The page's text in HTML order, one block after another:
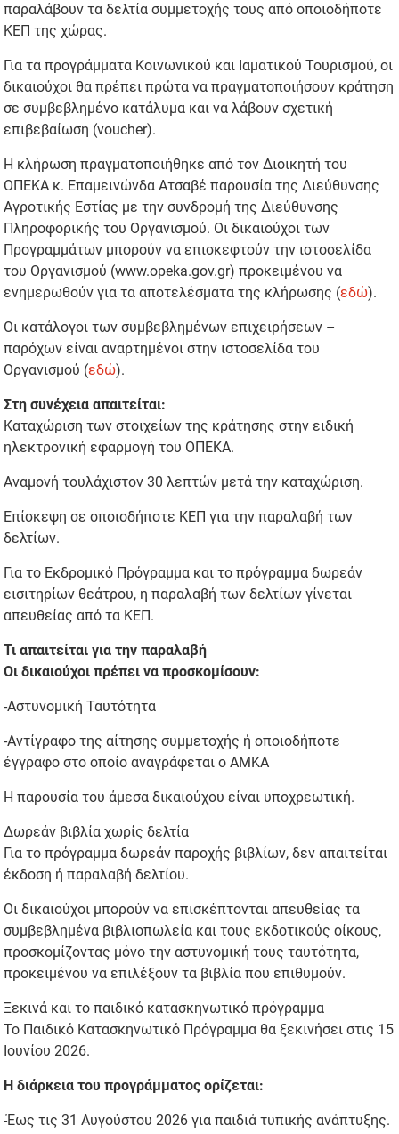
παραλάβουν τα δελτία συμμετοχής τους από οποιοδήποτε
ΚΕΠ της χώρας.
Για τα προγράμματα Κοινωνικού και Ιαματικού Τουρισμού, οι
δικαιούχοι θα πρέπει πρώτα να πραγματοποιήσουν κράτηση
σε συμβεβλημένο κατάλυμα και να λάβουν σχετική
επιβεβαίωση (voucher).
Η κλήρωση πραγματοποιήθηκε από τον Διοικητή του
ΟΠΕΚΑ κ. Επαμεινώνδα Ατσαβέ παρουσία της Διεύθυνσης
Αγροτικής Εστίας με την συνδρομή της Διεύθυνσης
Πληροφορικής του Οργανισμού. Οι δικαιούχοι των
Προγραμμάτων μπορούν να επισκεφτούν την ιστοσελίδα
του Οργανισμού (www.opeka.gov.gr) προκειμένου να
ενημερωθούν για τα αποτελέσματα της κλήρωσης (εδώ).
Οι κατάλογοι των συμβεβλημένων επιχειρήσεων –
παρόχων είναι αναρτημένοι στην ιστοσελίδα του
Οργανισμού (εδώ).
Στη συνέχεια απαιτείται:
Καταχώριση των στοιχείων της κράτησης στην ειδική
ηλεκτρονική εφαρμογή του ΟΠΕΚΑ.
Αναμονή τουλάχιστον 30 λεπτών μετά την καταχώριση.
Επίσκεψη σε οποιοδήποτε ΚΕΠ για την παραλαβή των
δελτίων.
Για το Εκδρομικό Πρόγραμμα και το πρόγραμμα δωρεάν
εισιτηρίων θεάτρου, η παραλαβή των δελτίων γίνεται
απευθείας από τα ΚΕΠ.
Τι απαιτείται για την παραλαβή
Οι δικαιούχοι πρέπει να προσκομίσουν:
-Αστυνομική Ταυτότητα
-Αντίγραφο της αίτησης συμμετοχής ή οποιοδήποτε
έγγραφο στο οποίο αναγράφεται ο ΑΜΚΑ
Η παρουσία του άμεσα δικαιούχου είναι υποχρεωτική.
Δωρεάν βιβλία χωρίς δελτία
Για το πρόγραμμα δωρεάν παροχής βιβλίων, δεν απαιτείται
έκδοση ή παραλαβή δελτίου.
Οι δικαιούχοι μπορούν να επισκέπτονται απευθείας τα
συμβεβλημένα βιβλιοπωλεία και τους εκδοτικούς οίκους,
προσκομίζοντας μόνο την αστυνομική τους ταυτότητα,
προκειμένου να επιλέξουν τα βιβλία που επιθυμούν.
Ξεκινά και το παιδικό κατασκηνωτικό πρόγραμμα
Το Παιδικό Κατασκηνωτικό Πρόγραμμα θα ξεκινήσει στις 15
Ιουνίου 2026.
Η διάρκεια του προγράμματος ορίζεται:
-Έως τις 31 Αυγούστου 2026 για παιδιά τυπικής ανάπτυξης.